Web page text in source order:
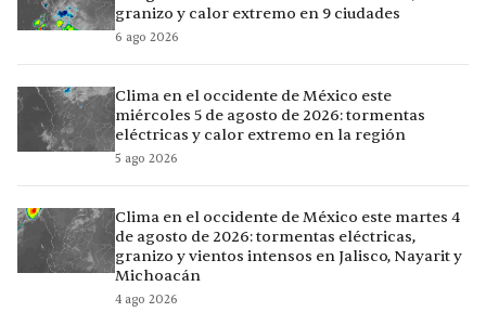
granizo y calor extremo en 9 ciudades
6 ago 2026
Clima en el occidente de México este
miércoles 5 de agosto de 2026: tormentas
eléctricas y calor extremo en la región
5 ago 2026
Clima en el occidente de México este martes 4
de agosto de 2026: tormentas eléctricas,
granizo y vientos intensos en Jalisco, Nayarit y
Michoacán
4 ago 2026